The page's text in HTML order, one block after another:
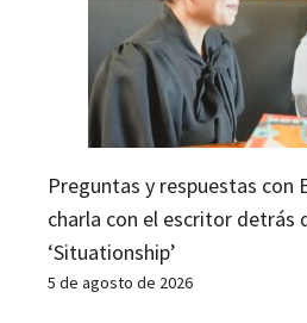
Preguntas y respuestas con
charla con el escritor detrás
‘Situationship’
5 de agosto de 2026